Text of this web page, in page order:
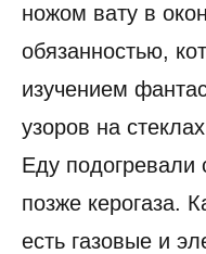
ножом вату в
обязанностью,
изучением
узоров на
Еду
позже керогаза.
есть газовые и